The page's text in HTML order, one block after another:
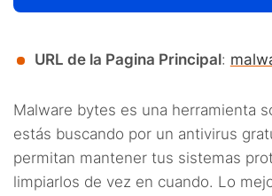
URL de la Pagina Principal:
Malware bytes es una herramienta
estás buscando por un antivirus
permitan mantener tus sistemas
limpiarlos de vez en cuando. Lo